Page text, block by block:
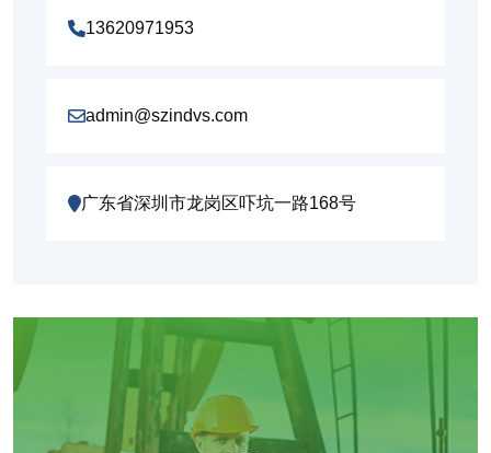
13620971953
admin@szindvs.com
广东省深圳市龙岗区吓坑一路168号